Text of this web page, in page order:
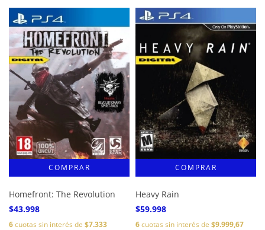
Homefront: The Revolution
$43.998
6cuotas sin interés de $7.333
Heavy Rain
$59.998
6cuotas sin interés de $9.999,67